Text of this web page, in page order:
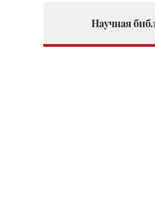
Научная